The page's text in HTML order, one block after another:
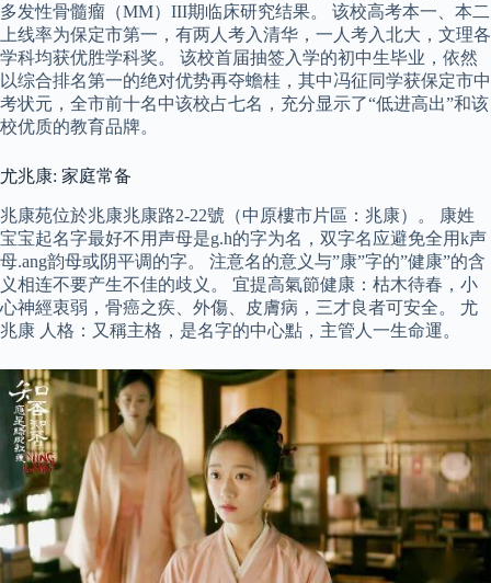
多发性骨髓瘤（MM）III期临床研究结果。 该校高考本一、本二
上线率为保定市第一，有两人考入清华，一人考入北大，文理各
学科均获优胜学科奖。 该校首届抽签入学的初中生毕业，依然
以综合排名第一的绝对优势再夺蟾桂，其中冯征同学获保定市中
考状元，全市前十名中该校占七名，充分显示了“低进高出”和该
校优质的教育品牌。
尤兆康: 家庭常备
兆康苑位於兆康兆康路2-22號（中原樓市片區：兆康）。 康姓
宝宝起名字最好不用声母是g.h的字为名，双字名应避免全用k声
母.ang韵母或阴平调的字。 注意名的意义与”康”字的”健康”的含
义相连不要产生不佳的歧义。 宜提高氣節健康：枯木待春，小
心神經衷弱，骨癌之疾、外傷、皮膚病，三才良者可安全。 尤
兆康 人格：又稱主格，是名字的中心點，主管人一生命運。